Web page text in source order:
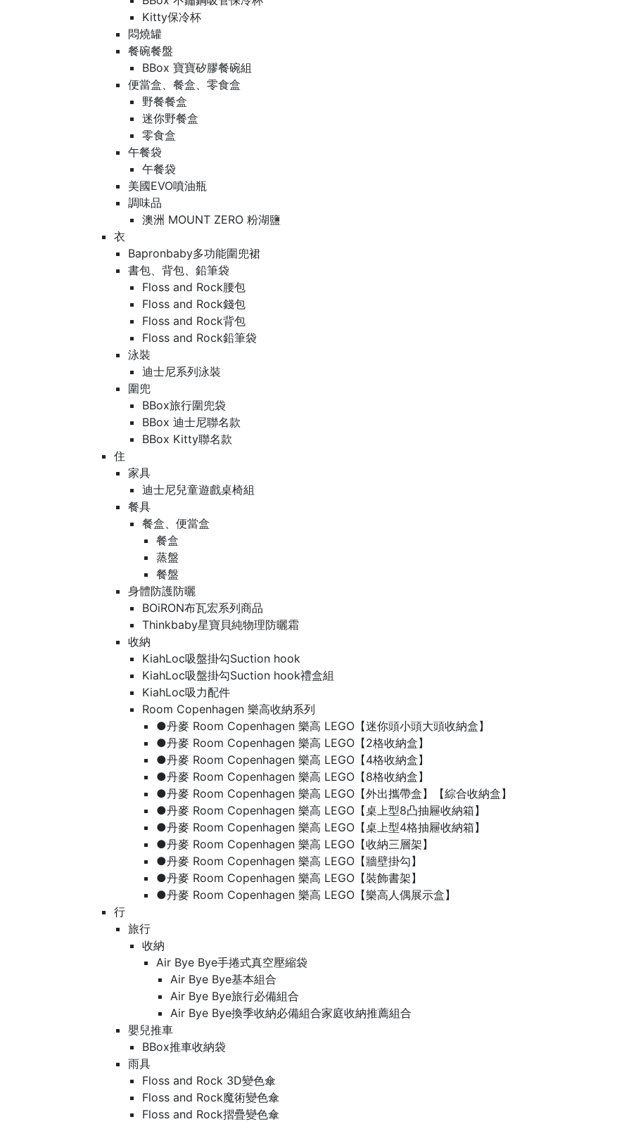
Kitty保冷杯
悶燒罐
餐碗餐盤
BBox 寶寶矽膠餐碗組
便當盒、餐盒、零食盒
野餐餐盒
迷你野餐盒
零食盒
午餐袋
午餐袋
美國EVO噴油瓶
調味品
澳洲 MOUNT ZERO 粉湖鹽
衣
Bapronbaby多功能圍兜裙
書包、背包、鉛筆袋
Floss and Rock腰包
Floss and Rock錢包
Floss and Rock背包
Floss and Rock鉛筆袋
泳裝
迪士尼系列泳裝
圍兜
BBox旅行圍兜袋
BBox 迪士尼聯名款
BBox Kitty聯名款
住
家具
迪士尼兒童遊戲桌椅組
餐具
餐盒、便當盒
餐盒
蒸盤
餐盤
身體防護防曬
BOiRON布瓦宏系列商品
Thinkbaby星寶貝純物理防曬霜
收納
KiahLoc吸盤掛勾Suction hook
KiahLoc吸盤掛勾Suction hook禮盒組
KiahLoc吸力配件
Room Copenhagen 樂高收納系列
●丹麥 Room Copenhagen 樂高 LEGO【迷你頭小頭大頭收納盒】
●丹麥 Room Copenhagen 樂高 LEGO【2格收納盒】
●丹麥 Room Copenhagen 樂高 LEGO【4格收納盒】
●丹麥 Room Copenhagen 樂高 LEGO【8格收納盒】
●丹麥 Room Copenhagen 樂高 LEGO【外出攜帶盒】【綜合收納盒】
●丹麥 Room Copenhagen 樂高 LEGO【桌上型8凸抽屜收納箱】
●丹麥 Room Copenhagen 樂高 LEGO【桌上型4格抽屜收納箱】
●丹麥 Room Copenhagen 樂高 LEGO【收納三層架】
●丹麥 Room Copenhagen 樂高 LEGO【牆壁掛勾】
●丹麥 Room Copenhagen 樂高 LEGO【裝飾書架】
●丹麥 Room Copenhagen 樂高 LEGO【樂高人偶展示盒】
行
旅行
收納
Air Bye Bye手捲式真空壓縮袋
Air Bye Bye基本組合
Air Bye Bye旅行必備組合
Air Bye Bye換季收納必備組合家庭收納推薦組合
嬰兒推車
BBox推車收納袋
雨具
Floss and Rock 3D變色傘
Floss and Rock魔術變色傘
Floss and Rock摺疊變色傘